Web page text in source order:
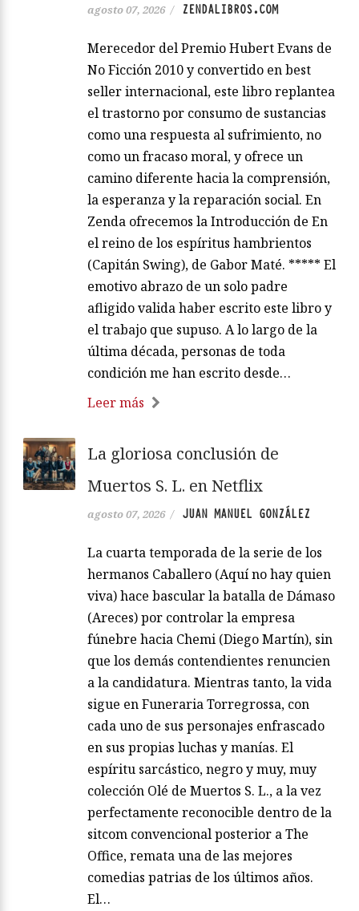
agosto 07, 2026 / ZENDALIBROS.COM
Merecedor del Premio Hubert Evans de
No Ficción 2010 y convertido en best
seller internacional, este libro replantea
el trastorno por consumo de sustancias
como una respuesta al sufrimiento, no
como un fracaso moral, y ofrece un
camino diferente hacia la comprensión,
la esperanza y la reparación social. En
Zenda ofrecemos la Introducción de En
el reino de los espíritus hambrientos
(Capitán Swing), de Gabor Maté. ***** El
emotivo abrazo de un solo padre
afligido valida haber escrito este libro y
el trabajo que supuso. A lo largo de la
última década, personas de toda
condición me han escrito desde…
Leer más
La gloriosa conclusión de
Muertos S. L. en Netflix
agosto 07, 2026 / JUAN MANUEL GONZÁLEZ
La cuarta temporada de la serie de los
hermanos Caballero (Aquí no hay quien
viva) hace bascular la batalla de Dámaso
(Areces) por controlar la empresa
fúnebre hacia Chemi (Diego Martín), sin
que los demás contendientes renuncien
a la candidatura. Mientras tanto, la vida
sigue en Funeraria Torregrossa, con
cada uno de sus personajes enfrascado
en sus propias luchas y manías. El
espíritu sarcástico, negro y muy, muy
colección Olé de Muertos S. L., a la vez
perfectamente reconocible dentro de la
sitcom convencional posterior a The
Office, remata una de las mejores
comedias patrias de los últimos años.
El…